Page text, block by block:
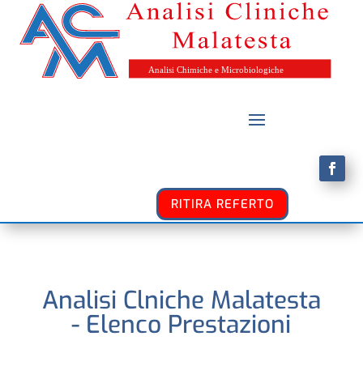
RITIRA REFERTO
Analisi Clniche Malatesta
- Elenco Prestazioni